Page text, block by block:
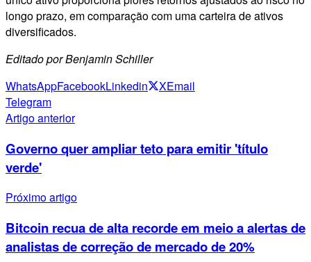
longo prazo, em comparação com uma carteira de ativos
diversificados.
Editado por Benjamin Schiller
WhatsAppFacebookLinkedin XEmail
Telegram
Artigo anterior
Governo quer ampliar teto para emitir 'título
verde'
Próximo artigo
Bitcoin recua de alta recorde em meio a alertas de
analistas de correção de mercado de 20%